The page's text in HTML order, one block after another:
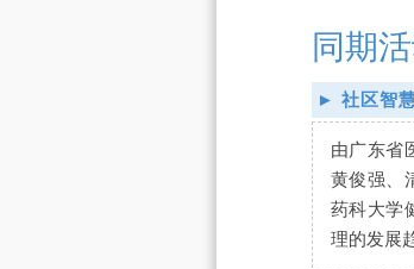
同期
► 社区智
由广东省
黄俊强、
药科大学
理的发展